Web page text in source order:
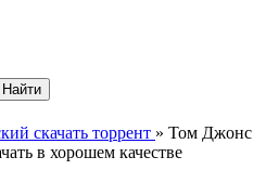
Найти
скачать торрент » Том Джонс
в хорошем качестве